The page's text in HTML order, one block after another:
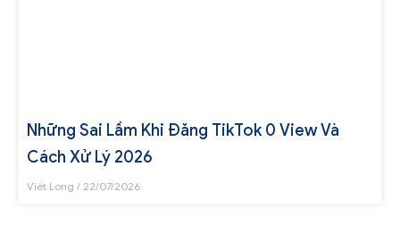
Những Sai Lầm Khi Đăng TikTok 0 View Và
Cách Xử Lý 2026
Viết Long 22/07/2026